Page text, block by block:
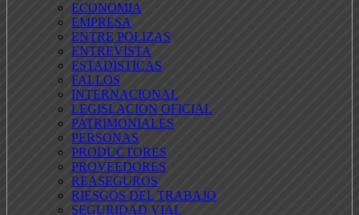
ECONOMIA
EMPRESA
ENTRE POLIZAS
ENTREVISTA
ESTADISTICAS
FALLOS
INTERNACIONAL
LEGISLACION OFICIAL
PATRIMONIALES
PERSONAS
PRODUCTORES
PROVEEDORES
REASEGUROS
RIESGOS DEL TRABAJO
SEGURIDAD VIAL